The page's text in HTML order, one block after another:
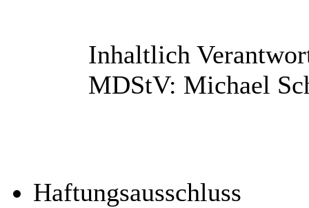
Inhaltlich
MDStV: Michael
Haftungsausschluss